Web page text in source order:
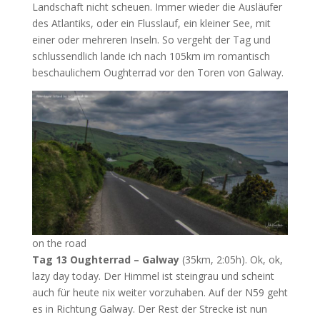
Landschaft nicht scheuen. Immer wieder die Ausläufer
des Atlantiks, oder ein Flusslauf, ein kleiner See, mit
einer oder mehreren Inseln. So vergeht der Tag und
schlussendlich lande ich nach 105km im romantisch
beschaulichem Oughterrad vor den Toren von Galway.
on the road
Tag 13 Oughterrad – Galway(35km, 2:05h). Ok, ok,
lazy day today. Der Himmel ist steingrau und scheint
auch für heute nix weiter vorzuhaben. Auf der N59 geht
es in Richtung Galway. Der Rest der Strecke ist nun